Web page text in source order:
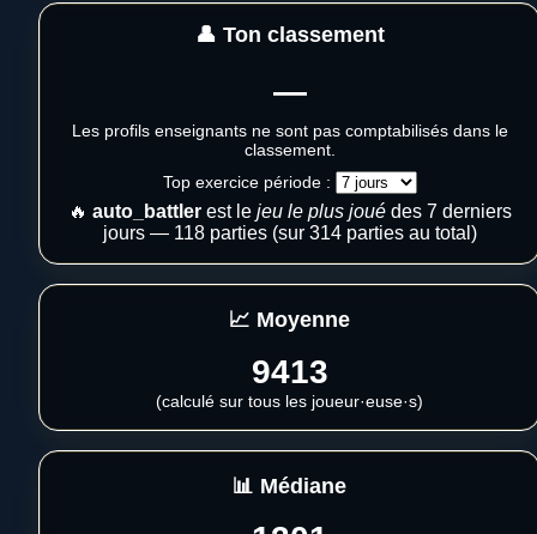
👤 Ton classement
—
Les profils enseignants ne sont pas comptabilisés dans le
classement.
Top exercice période :
🔥 auto_battlerest le jeu le plus jouédes 7 derniers
jours — 118 parties (sur 314 parties au total)
📈 Moyenne
9413
(calculé sur tous les joueur·euse·s)
📊 Médiane